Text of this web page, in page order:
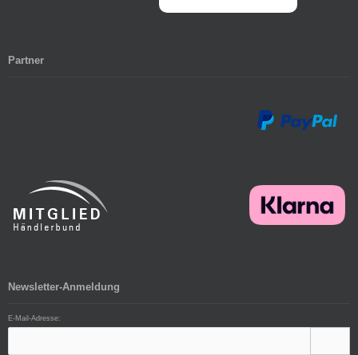
Partner
Newsletter-Anmeldung
E-Mail-Adresse: